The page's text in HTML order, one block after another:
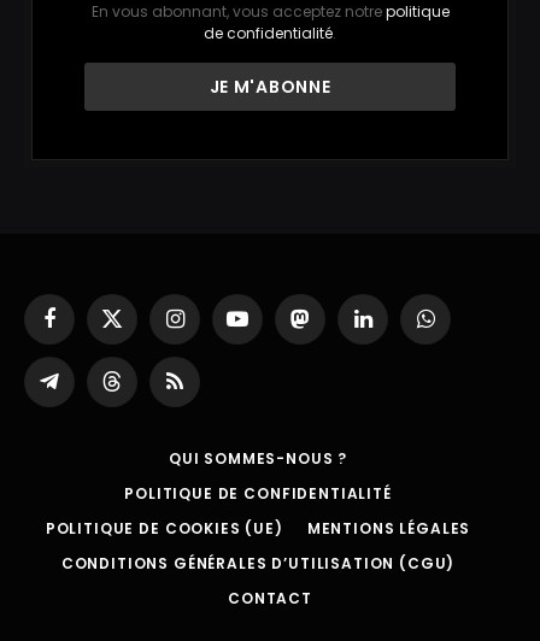
En vous abonnant, vous acceptez notrepolitique
de confidentialité.
Facebook
X
(Twitter)
InstagramYouTubeMastodonLinkedInWhatsApp
Partager
sur
ThreadsRSS
QUI SOMMES-NOUS ?
POLITIQUE DE CONFIDENTIALITÉ
POLITIQUE DE COOKIES (UE)
MENTIONS LÉGALES
CONDITIONS GÉNÉRALES D’UTILISATION (CGU)
CONTACT